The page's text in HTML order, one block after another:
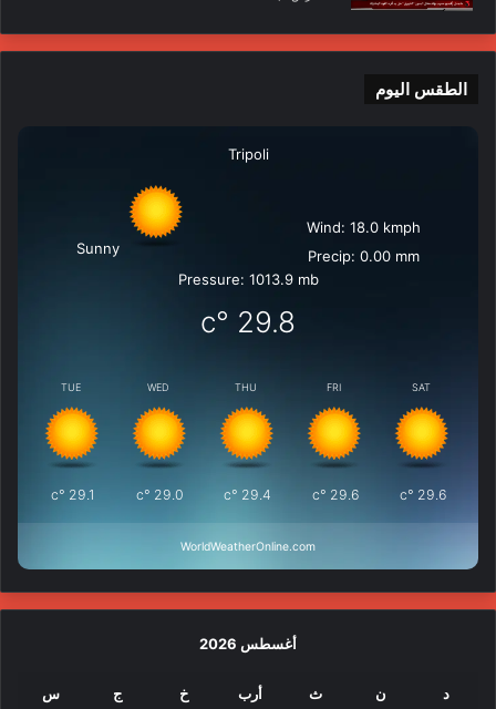
الطقس اليوم
Tripoli
Sunny
Wind: 18.0 kmph
Precip: 0.00 mm
Pressure: 1013.9 mb
29.8
°c
TUE
29.1
°c
WED
29.0
°c
THU
29.4
°c
FRI
29.6
°c
SAT
29.6
°c
WorldWeatherOnline.com
أغسطس 2026
د ن ث أرب خ ج س